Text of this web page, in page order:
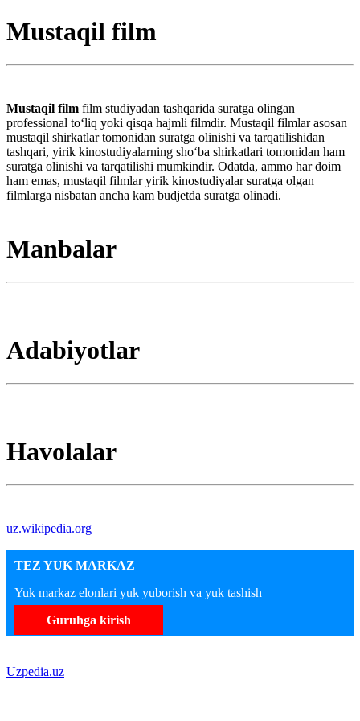
Mustaqil film
Mustaqil film film studiyadan tashqarida suratga olingan
professional toʻliq yoki qisqa hajmli filmdir. Mustaqil filmlar asosan
mustaqil shirkatlar tomonidan suratga olinishi va tarqatilishidan
tashqari, yirik kinostudiyalarning shoʻba shirkatlari tomonidan ham
suratga olinishi va tarqatilishi mumkindir. Odatda, ammo har doim
ham emas, mustaqil filmlar yirik kinostudiyalar suratga olgan
filmlarga nisbatan ancha kam budjetda suratga olinadi.
Manbalar
Adabiyotlar
Havolalar
uz.wikipedia.org
TEZ YUK MARKAZ
Yuk markaz elonlari yuk yuborish va yuk tashish
Guruhga kirish
Uzpedia.uz